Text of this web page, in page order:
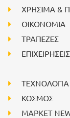
ΧΡΗΣΙΜΑ &
ΟΙΚΟΝΟΜΙΑ
ΤΡΑΠΕΖΕΣ
ΕΠΙΧΕΙΡΗΣΕΙΣ
ΤΕΧΝΟΛΟΓΙΑ
ΚΟΣΜΟΣ
ΜΑΡΚΕΤ